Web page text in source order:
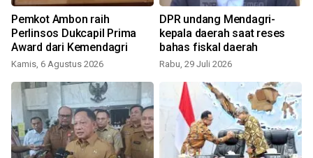
Pemkot Ambon raih
Perlinsos Dukcapil Prima
Award dari Kemendagri
Kamis, 6 Agustus 2026
DPR undang Mendagri-
kepala daerah saat reses
bahas fiskal daerah
Rabu, 29 Juli 2026